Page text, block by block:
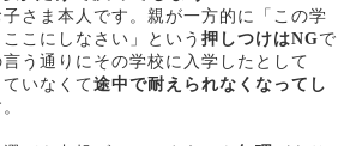
さま本人です。親が一方的に「この学
こにしなさい」という 押しつけはNGで
う通りにその学校に入学したとして
いなくて途中で耐えられなくなってし